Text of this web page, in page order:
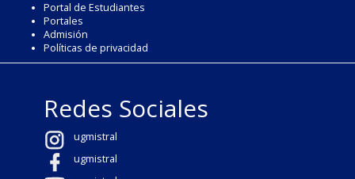
Portal de Estudiantes
Portales
Admisión
Políticas de privacidad
Redes Sociales
ugmistral
ugmistral